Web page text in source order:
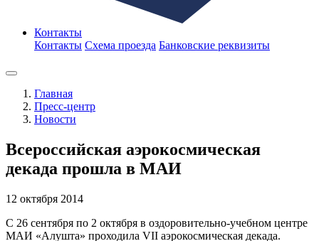
Контакты
Контакты Схема проезда Банковские реквизиты
Главная
Пресс-центр
Новости
Всероссийская аэрокосмическая
декада прошла в МАИ
12 октября 2014
С 26 сентября по 2 октября в оздоровительно-учебном центре
МАИ «Алушта» проходила VII аэрокосмическая декада.